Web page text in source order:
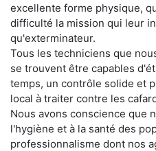
excellente forme physique,
difficulté la mission qui leur
qu'exterminateur.
Tous les techniciens que
se trouvent être capables
temps, un contrôle solide et
local à traiter contre les
Nous avons conscience que
l'hygiène et à la santé des
professionnalisme dont nos